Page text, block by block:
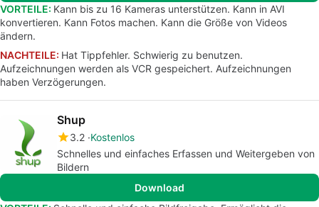
VORTEILE: Kann bis zu 16 Kameras unterstützen. Kann in AVI
konvertieren. Kann Fotos machen. Kann die Größe von Videos
ändern.
NACHTEILE: Hat Tippfehler. Schwierig zu benutzen.
Aufzeichnungen werden als VCR gespeichert. Aufzeichnungen
haben Verzögerungen.
Shup
3.2 Kostenlos
Schnelles und einfaches Erfassen und Weitergeben von
Bildern
Download